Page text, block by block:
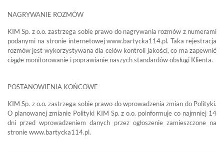
NAGRYWANIE ROZMÓW
KIM Sp. z o.o. zastrzega sobie prawo do nagrywania rozmów z numerami
podanymi na stronie internetowej www.bartycka114.pl. Taka rejestracja
rozmów jest wykorzystywana dla celów kontroli jakości, co ma zapewnić
ciągłe monitorowanie i poprawianie naszych standardów obsługi Klienta.
POSTANOWIENIA KOŃCOWE
KIM Sp. z o.o. zastrzega sobie prawo do wprowadzenia zmian do Polityki.
O planowanej zmianie Polityki KIM Sp. z o.o. poinformuje co najmniej 14
dni przed wprowadzeniem danych przez ogłoszenie zamieszczone na
stronie www.bartycka114.pl.